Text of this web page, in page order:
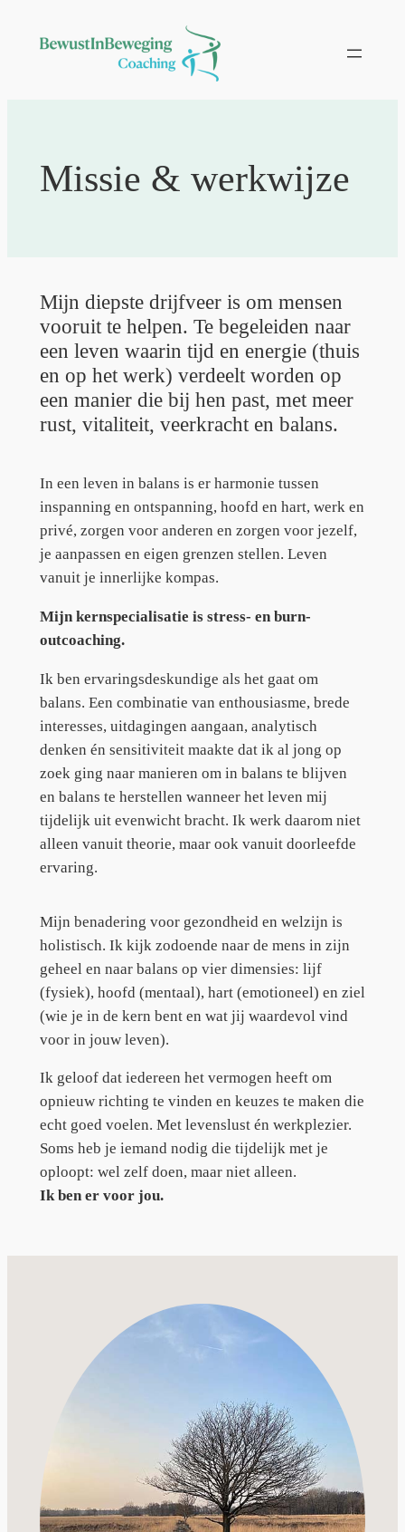
Missie & werkwijze
Mijn diepste drijfveer is om mensen
vooruit te helpen. Te begeleiden naar
een leven waarin tijd en energie (thuis
en op het werk) verdeelt worden op
een manier die bij hen past, met meer
rust, vitaliteit, veerkracht en balans.
In een leven in balans is er harmonie tussen
inspanning en ontspanning, hoofd en hart, werk en
privé, zorgen voor anderen en zorgen voor jezelf,
je aanpassen en eigen grenzen stellen. Leven
vanuit je innerlijke kompas.
Mijn kernspecialisatie is stress- en burn-
outcoaching.
Ik ben ervaringsdeskundige als het gaat om
balans. Een combinatie van enthousiasme, brede
interesses, uitdagingen aangaan, analytisch
denken én sensitiviteit maakte dat ik al jong op
zoek ging naar manieren om in balans te blijven
en balans te herstellen wanneer het leven mij
tijdelijk uit evenwicht bracht. Ik werk daarom niet
alleen vanuit theorie, maar ook vanuit doorleefde
ervaring.
Mijn benadering voor gezondheid en welzijn is
holistisch. Ik kijk zodoende naar de mens in zijn
geheel en naar balans op vier dimensies: lijf
(fysiek), hoofd (mentaal), hart (emotioneel) en ziel
(wie je in de kern bent en wat jij waardevol vind
voor in jouw leven).
Ik geloof dat iedereen het vermogen heeft om
opnieuw richting te vinden en keuzes te maken die
echt goed voelen. Met levenslust én werkplezier.
Soms heb je iemand nodig die tijdelijk met je
oploopt: wel zelf doen, maar niet alleen.
Ik ben er voor jou.